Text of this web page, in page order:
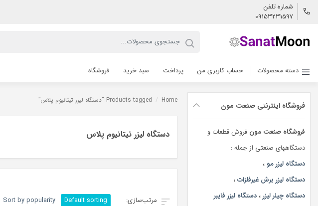
شماره تلفن
09153231597
دسته محصولات حساب کاربری من پرداخت سبد خرید فروشگاه
فروشگاه اینترنتی صنعت مون
فروشگاه صنعت مون فروش قطعات و
دستگاههای صنعتی از جمله :
دستگاه لیزر مو ،
دستگاه لیزر برش غیرفلزات،
دستگاه چیلر لیزر، دستگاه لیزر فایبر
Home
/ Products tagged “دستگاه لیزر تیتانیوم پلاس”
دستگاه لیزر تیتانیوم پلاس
Default sorting
Sort by popularity